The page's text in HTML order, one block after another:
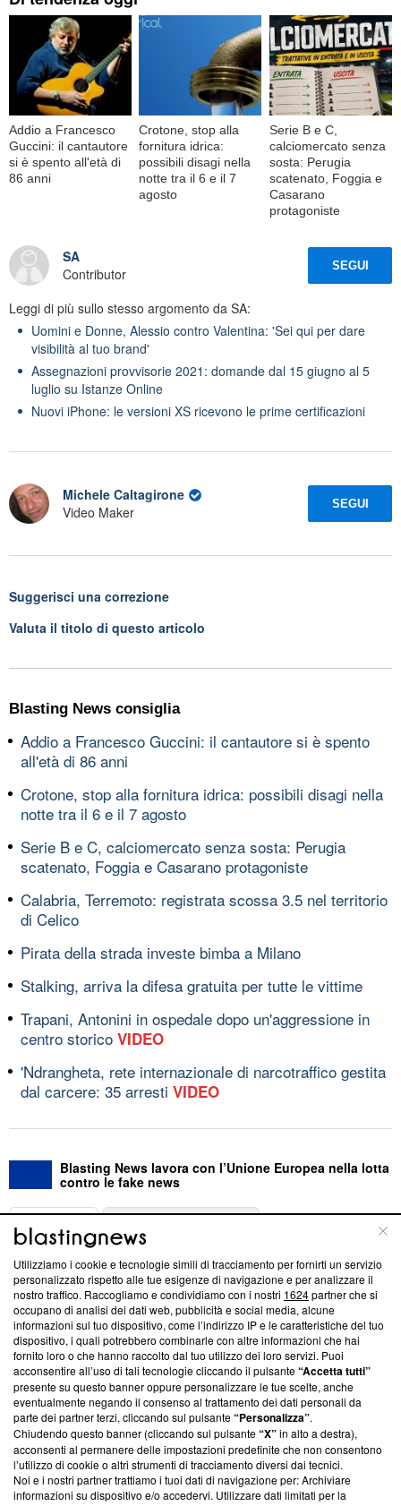
Addio a Francesco
Guccini: il cantautore
si è spento all'età di
86 anni
Crotone, stop alla
fornitura idrica:
possibili disagi nella
notte tra il 6 e il 7
agosto
Serie B e C,
calciomercato senza
sosta: Perugia
scatenato, Foggia e
Casarano
protagoniste
SA
Contributor
SEGUI
Leggi di più sullo stesso argomento da SA:
Uomini e Donne, Alessio contro Valentina: 'Sei qui per dare
visibilità al tuo brand'
Assegnazioni provvisorie 2021: domande dal 15 giugno al 5
luglio su Istanze Online
Nuovi iPhone: le versioni XS ricevono le prime certificazioni
Michele Caltagirone
Video Maker
SEGUI
Suggerisci una correzione
Valuta il titolo di questo articolo
Blasting News consiglia
Addio a Francesco Guccini: il cantautore si è spento
all'età di 86 anni
Crotone, stop alla fornitura idrica: possibili disagi nella
notte tra il 6 e il 7 agosto
Serie B e C, calciomercato senza sosta: Perugia
scatenato, Foggia e Casarano protagoniste
Calabria, Terremoto: registrata scossa 3.5 nel territorio
di Celico
Pirata della strada investe bimba a Milano
Stalking, arriva la difesa gratuita per tutte le vittime
Trapani, Antonini in ospedale dopo un'aggressione in
centro storico VIDEO
'Ndrangheta, rete internazionale di narcotraffico gestita
dal carcere: 35 arresti VIDEO
Blasting News lavora con l’Unione Europea nella lotta
contro le fake news
ABOUT
Questa sezione offre informazioni trasparenti su Blasting
News, sui nostri processi editoriali e su come ci impegniamo a
creare news di qualità. Inoltre, afferma la nostra aderenza a
‘Trust Project - News with Integrity’Blasting News non è
ancora membro del programma, ma ha richiesto di farne
parte; Trust Project non ha ancora effettuato una verifica di
conformità agli standard.
Su di noi
Team editoriale
Corporate
Utilizziamo i cookie e tecnologie simili di tracciamento per fornirti un servizio
personalizzato rispetto alle tue esigenze di navigazione e per analizzare il
nostro traffico. Raccogliamo e condividiamo con i nostri 1624partner che si
occupano di analisi dei dati web, pubblicità e social media, alcune
informazioni sul tuo dispositivo, come l’indirizzo IP e le caratteristiche del tuo
dispositivo, i quali potrebbero combinarle con altre informazioni che hai
fornito loro o che hanno raccolto dal tuo utilizzo dei loro servizi. Puoi
acconsentire all’uso di tali tecnologie cliccando il pulsante“Accetta tutti”
presente su questo banner oppure personalizzare le tue scelte, anche
eventualmente negando il consenso al trattamento dei dati personali da
parte dei partner terzi, cliccando sul pulsante“Personalizza”.
Chiudendo questo banner (cliccando sul pulsante“X”in alto a destra),
acconsenti al permanere delle impostazioni predefinite che non consentono
l’utilizzo di cookie o altri strumenti di tracciamento diversi dai tecnici.
Noi e i nostri partner trattiamo i tuoi dati di navigazione per: Archiviare
informazioni su dispositivo e/o accedervi. Utilizzare dati limitati per la